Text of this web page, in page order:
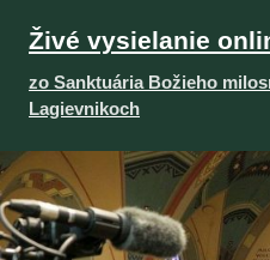
Živé vysielanie
zo Sanktuária Božieho
Lagievnikoch